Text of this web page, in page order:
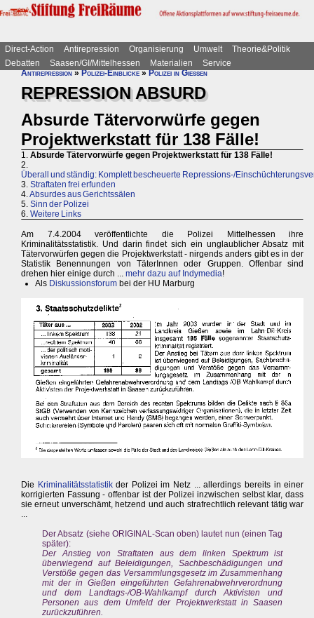
Direct-Action Antirepression Organisierung Umwelt
Theorie&Politik
Debatten
Saasen/GI/Mittelhessen Materialien
Service
Antirepression»Polizei-Einblicke»Polizei in Gießen
REPRESSION ABSURD
Absurde Tätervorwürfe gegen
Projektwerkstatt für 138 Fälle!
1. Absurde Tätervorwürfe gegen Projektwerkstatt für 138 Fälle!
2.
Überall und ständig: Komplett bescheuerte Repressions-/
3. Straftaten frei erfunden
4.Absurdes aus Gerichtssälen
5. Sinn der Polizei
6. Weitere Links
Am 7.4.2004 veröffentlichte die Polizei Mittelhessen ihre
Kriminalitätsstatistik. Und darin findet sich ein unglaublicher Absatz mit
Tätervorwürfen gegen die Projektwerkstatt - nirgends anders gibt es in der
Statistik Benennungen von TäterInnen oder Gruppen. Offenbar sind
drehen hier einige durch ... mehr dazu auf Indymedia!
Als Diskussionsforum bei der HU Marburg
Die Kriminalitätsstatistikder Polizei im Netz ... allerdings bereits in einer
korrigierten Fassung - offenbar ist der Polizei inzwischen selbst klar, dass
sie erneut unverschämt, hetzend und auch strafrechtlich relevant tätig war
...
Der Absatz (siehe ORIGINAL-Scan oben) lautet nun (einen Tag
später):
Der Anstieg von Straftaten aus dem linken Spektrum ist
überwiegend auf Beleidigungen, Sachbeschädigungen und
Verstöße gegen das Versammlungsgesetz im Zusammenhang
mit der in Gießen eingeführten Gefahrenabwehrverordnung
und dem Landtags-/OB-Wahlkampf durch Aktivisten und
Personen aus dem Umfeld der Projektwerkstatt in Saasen
zurückzuführen.